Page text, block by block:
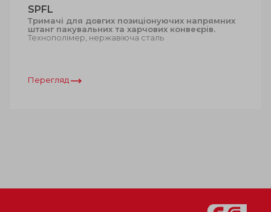
SPFL
Тримачі для довгих позиціонуючих напрямних
штанг пакувальних та харчових конвеєрів.
Технополімер, нержавіюча сталь
Перегляд